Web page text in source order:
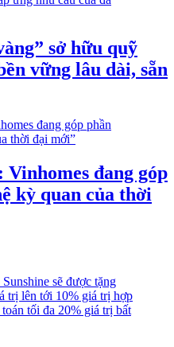
sở hữu quỹ
vững lâu dài, sẵn
đang góp
kỳ quan của thời